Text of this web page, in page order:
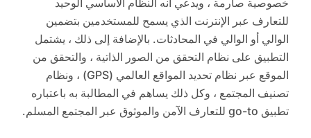
خصوصية صارمة ، ويدعي أنه النظام الأساسي الوحيد
للتعارف عبر الإنترنت الذي يسمح للمستخدمين بتضمين
الوالي أو الوالي في المحادثات. بالإضافة إلى ذلك ، يشتمل
التطبيق على نظام التحقق من الصور الذاتية ، والتحقق من
الموقع عبر نظام تحديد المواقع العالمي (GPS) ، ونظام
تصنيف المجتمع ، وكل ذلك يساهم في المطالبة به باعتباره
تطبيق go-to للتعارف الآمن والموثوق عبر المجتمع المسلم.